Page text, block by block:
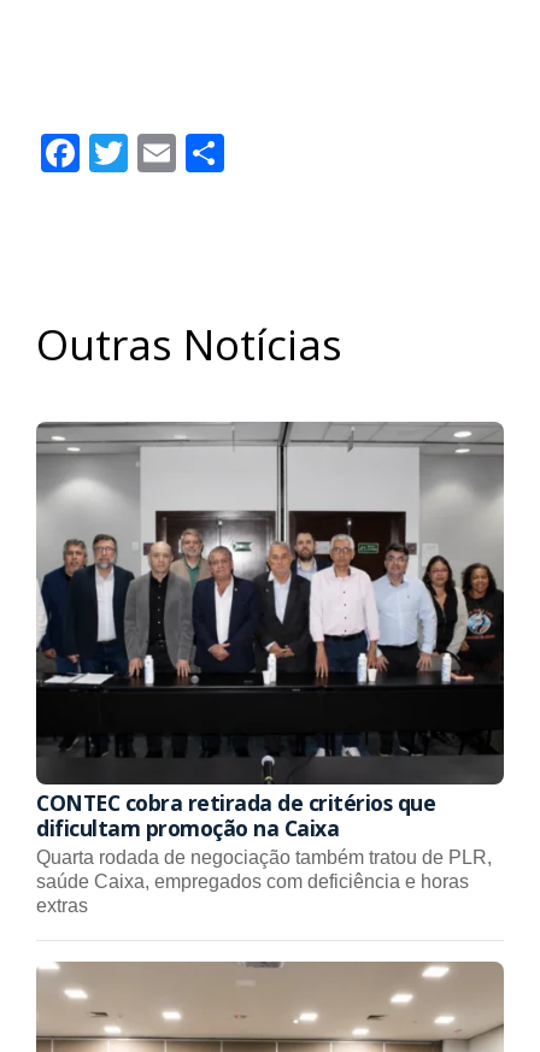
Facebook
Twitter
Email
Outras Notícias
CONTEC cobra retirada de critérios que
dificultam promoção na Caixa
Quarta rodada de negociação também tratou de PLR,
saúde Caixa, empregados com deficiência e horas
extras